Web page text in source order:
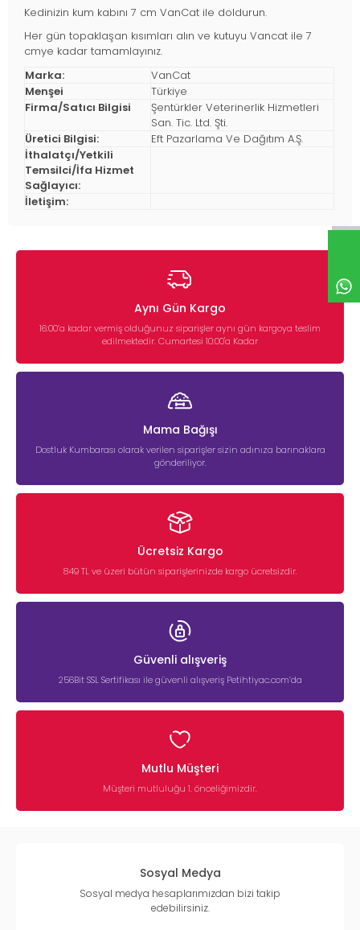
Kedinizin kum kabını 7 cm VanCat ile doldurun.
Her gün topaklaşan kısımları alın ve kutuyu Vancat ile 7
cmye kadar tamamlayınız.
Marka:
VanCat
Menşei
Türkiye
Firma/Satıcı Bilgisi
Şentürkler Veterinerlik Hizmetleri
San. Tic. Ltd. Şti.
Üretici Bilgisi:
Eft Pazarlama Ve Dağıtım A.Ş.
İthalatçı/Yetkili
Temsilci/İfa Hizmet
Sağlayıcı:
İletişim:
Aynı Gün Kargo
16:00’a kadar vermiş olduğunuz siparişler aynı gün kargoya teslim
edilmektedir. Cumartesi 10:00'a Kadar
Mama Bağışı
Dostluk Kumbarası olarak verilen siparişler sizin adınıza barınaklara
gönderiliyor.
Ücretsiz Kargo
849 TL ve üzeri bütün siparişlerinizde kargo ücretsizdir.
Güvenli alışveriş
256Bit SSL Sertifikası ile güvenli alışveriş Petihtiyac.com’da
Mutlu Müşteri
Müşteri mutluluğu 1. önceliğimizdir.
Sosyal Medya
Sosyal medya hesaplarımızdan bizi takip
edebilirsiniz.